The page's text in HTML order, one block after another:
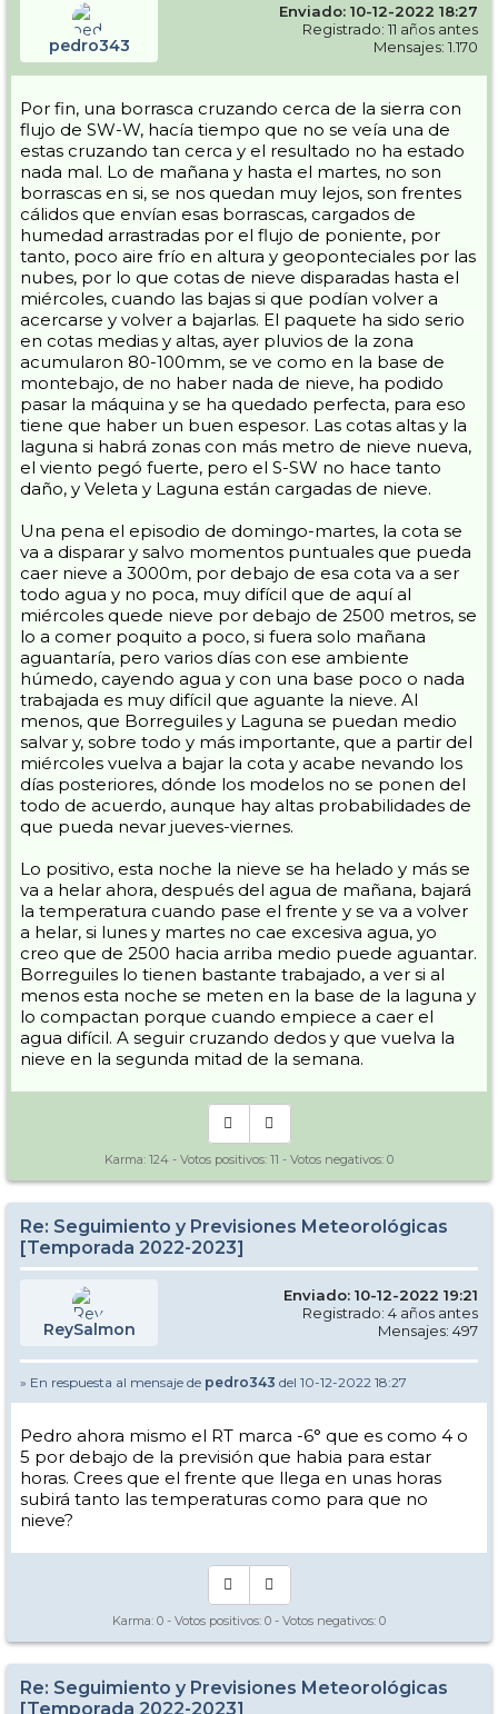
pedro343
Enviado: 10-12-2022 18:27
Registrado: 11 años antes
Mensajes: 1.170
Por fin, una borrasca cruzando cerca de la sierra con
flujo de SW-W, hacía tiempo que no se veía una de
estas cruzando tan cerca y el resultado no ha estado
nada mal. Lo de mañana y hasta el martes, no son
borrascas en si, se nos quedan muy lejos, son frentes
cálidos que envían esas borrascas, cargados de
humedad arrastradas por el flujo de poniente, por
tanto, poco aire frío en altura y geoponteciales por las
nubes, por lo que cotas de nieve disparadas hasta el
miércoles, cuando las bajas si que podían volver a
acercarse y volver a bajarlas. El paquete ha sido serio
en cotas medias y altas, ayer pluvios de la zona
acumularon 80-100mm, se ve como en la base de
montebajo, de no haber nada de nieve, ha podido
pasar la máquina y se ha quedado perfecta, para eso
tiene que haber un buen espesor. Las cotas altas y la
laguna si habrá zonas con más metro de nieve nueva,
el viento pegó fuerte, pero el S-SW no hace tanto
daño, y Veleta y Laguna están cargadas de nieve.
Una pena el episodio de domingo-martes, la cota se
va a disparar y salvo momentos puntuales que pueda
caer nieve a 3000m, por debajo de esa cota va a ser
todo agua y no poca, muy difícil que de aquí al
miércoles quede nieve por debajo de 2500 metros, se
lo a comer poquito a poco, si fuera solo mañana
aguantaría, pero varios días con ese ambiente
húmedo, cayendo agua y con una base poco o nada
trabajada es muy difícil que aguante la nieve. Al
menos, que Borreguiles y Laguna se puedan medio
salvar y, sobre todo y más importante, que a partir del
miércoles vuelva a bajar la cota y acabe nevando los
días posteriores, dónde los modelos no se ponen del
todo de acuerdo, aunque hay altas probabilidades de
que pueda nevar jueves-viernes.
Lo positivo, esta noche la nieve se ha helado y más se
va a helar ahora, después del agua de mañana, bajará
la temperatura cuando pase el frente y se va a volver
a helar, si lunes y martes no cae excesiva agua, yo
creo que de 2500 hacia arriba medio puede aguantar.
Borreguiles lo tienen bastante trabajado, a ver si al
menos esta noche se meten en la base de la laguna y
lo compactan porque cuando empiece a caer el
agua difícil. A seguir cruzando dedos y que vuelva la
nieve en la segunda mitad de la semana.
Karma: 124 - Votos positivos: 11 - Votos negativos: 0
Re: Seguimiento y Previsiones Meteorológicas
[Temporada 2022-2023]
ReySalmon
Enviado: 10-12-2022 19:21
Registrado: 4 años antes
Mensajes: 497
» En respuesta al mensaje de pedro343 del 10-12-2022 18:27
Pedro ahora mismo el RT marca -6° que es como 4 o
5 por debajo de la previsión que habia para estar
horas. Crees que el frente que llega en unas horas
subirá tanto las temperaturas como para que no
nieve?
Karma: 0 - Votos positivos: 0 - Votos negativos: 0
Re: Seguimiento y Previsiones Meteorológicas
[Temporada 2022-2023]